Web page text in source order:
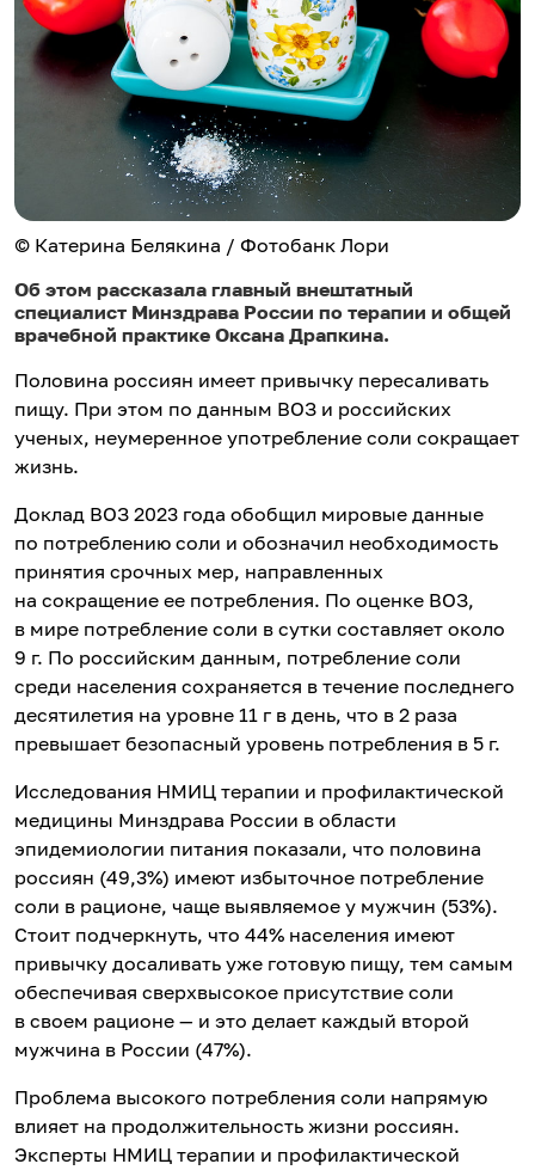
© Катерина Белякина / Фотобанк Лори
Об этом рассказала главный внештатный
специалист Минздрава России по терапии и общей
врачебной практике Оксана Драпкина.
Половина россиян имеет привычку пересаливать
пищу. При этом по данным ВОЗ и российских
ученых, неумеренное употребление соли сокращает
жизнь.
Доклад ВОЗ 2023 года обобщил мировые данные
по потреблению соли и обозначил необходимость
принятия срочных мер, направленных
на сокращение ее потребления. По оценке ВОЗ,
в мире потребление соли в сутки составляет около
9 г. По российским данным, потребление соли
среди населения сохраняется в течение последнего
десятилетия на уровне 11 г в день, что в 2 раза
превышает безопасный уровень потребления в 5 г.
Исследования НМИЦ терапии и профилактической
медицины Минздрава России в области
эпидемиологии питания показали, что половина
россиян (49,3%) имеют избыточное потребление
соли в рационе, чаще выявляемое у мужчин (53%).
Стоит подчеркнуть, что 44% населения имеют
привычку досаливать уже готовую пищу, тем самым
обеспечивая сверхвысокое присутствие соли
в своем рационе — и это делает каждый второй
мужчина в России (47%).
Проблема высокого потребления соли напрямую
влияет на продолжительность жизни россиян.
Эксперты НМИЦ терапии и профилактической